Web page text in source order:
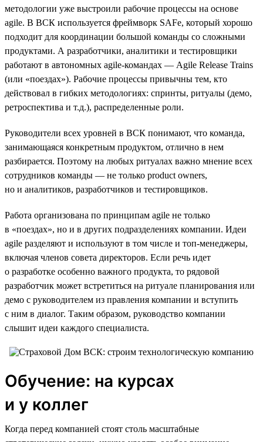
методологии уже выстроили рабочие процессы на основе
agile. В ВСК используется фреймворк SAFe, который хорошо
подходит для координации большой команды со сложными
продуктами. А разработчики, аналитики и тестировщики
работают в автономных agile-командах — Agile Release Trains
(или «поездах»). Рабочие процессы привычны тем, кто
действовал в гибких методологиях: спринты, ритуалы (демо,
ретроспектива и т.д.), распределенные роли.
Руководители всех уровней в ВСК понимают, что команда,
занимающаяся конкретным продуктом, отлично в нем
разбирается. Поэтому на любых ритуалах важно мнение всех
сотрудников команды — не только product owners,
но и аналитиков, разработчиков и тестировщиков.
Работа организована по принципам agile не только
в «поездах», но и в других подразделениях компании. Идеи
agile разделяют и используют в том числе и топ-менеджеры,
включая членов совета директоров. Если речь идет
о разработке особенно важного продукта, то рядовой
разработчик может встретиться на ритуале планирования или
демо с руководителем из правления компании и вступить
с ним в диалог. Таким образом, руководство компании
слышит идеи каждого специалиста.
Обучение: на курсах
и у коллег
Когда перед компанией стоят столь масштабные